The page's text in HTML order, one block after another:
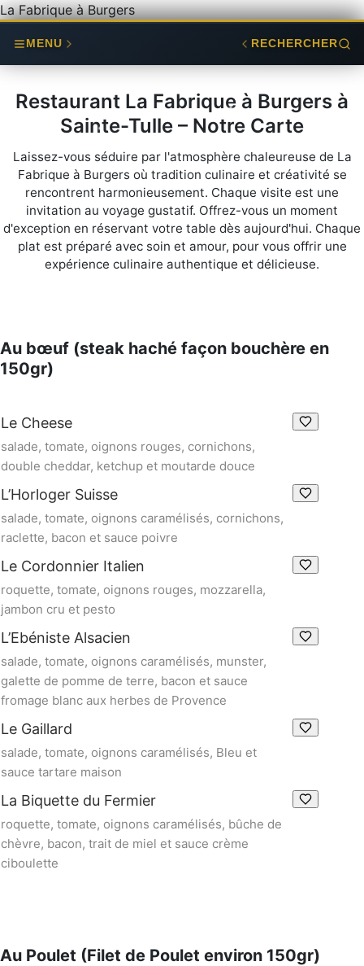
La Fabrique à Burgers
MENU RECHERCHER
Restaurant La Fabrique à Burgers à
Sainte-Tulle – Notre Carte
Laissez-vous séduire par l'atmosphère chaleureuse de La
Fabrique à Burgers où tradition culinaire et créativité se
rencontrent harmonieusement. Chaque visite est une
invitation au voyage gustatif. Offrez-vous un moment
d'exception en réservant votre table dès aujourd'hui. Chaque
plat est préparé avec soin et amour, pour vous offrir une
expérience culinaire authentique et délicieuse.
Au bœuf (steak haché façon bouchère en
150gr)
Le Cheese
salade, tomate, oignons rouges, cornichons,
double cheddar, ketchup et moutarde douce
L’Horloger Suisse
salade, tomate, oignons caramélisés, cornichons,
raclette, bacon et sauce poivre
Le Cordonnier Italien
roquette, tomate, oignons rouges, mozzarella,
jambon cru et pesto
L’Ebéniste Alsacien
salade, tomate, oignons caramélisés, munster,
galette de pomme de terre, bacon et sauce
fromage blanc aux herbes de Provence
Le Gaillard
salade, tomate, oignons caramélisés, Bleu et
sauce tartare maison
La Biquette du Fermier
roquette, tomate, oignons caramélisés, bûche de
chèvre, bacon, trait de miel et sauce crème
ciboulette
Au Poulet (Filet de Poulet environ 150gr)